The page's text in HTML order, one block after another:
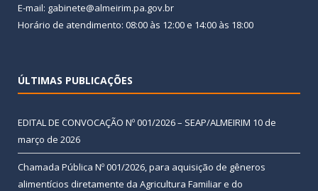
E-mail: gabinete@almeirim.pa.gov.br
Horário de atendimento: 08:00 às 12:00 e 14:00 às 18:00
ÚLTIMAS PUBLICAÇÕES
EDITAL DE CONVOCAÇÃO Nº 001/2026 – SEAP/ALMEIRIM 10 de
março de 2026
Chamada Pública Nº 001/2026, para aquisição de gêneros
alimentícios diretamente da Agricultura Familiar e do